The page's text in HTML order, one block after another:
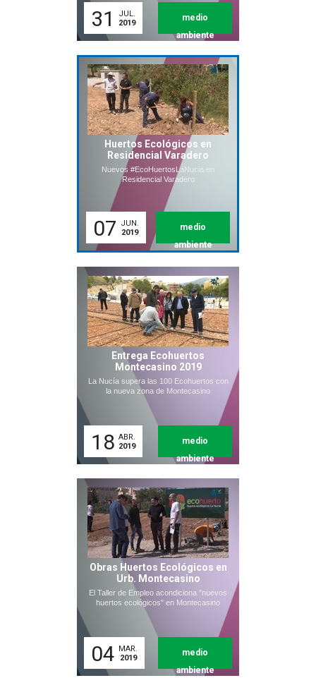
31
JUL.
2019
medio
ambiente
Huertos Ecológicos en
Residencial Varadero
Nuevos #EcoHuertosLaNucia en
Residencial Varadero
07
JUN.
2019
medio
ambiente
Entrega Ecohuertos
Montecasino 2019
La Nucía supera las 100 Ecohuertos con
la nueva zona de Montecasino
18 ABR.
2019
medio
ambiente
Obras Huertos Ecológicos en
Urb. Montecasino
El Taller de Empleo acondiciona "nuevos
huertos ecológicos" en Montecasino
04 MAR.
2019
medio
ambiente